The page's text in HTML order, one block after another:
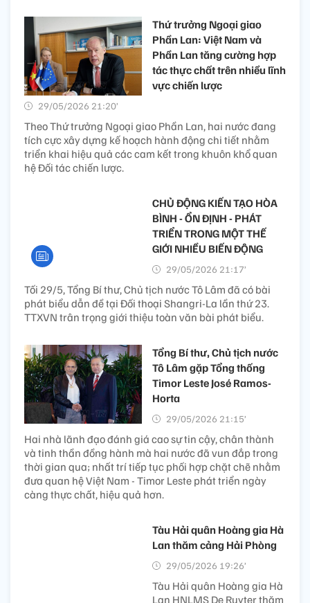
Thứ trưởng Ngoại giao
Phần Lan: Việt Nam và
Phần Lan tăng cường hợp
tác thực chất trên nhiều lĩnh
vực chiến lược
29/05/2026 21:20’
Theo Thứ trưởng Ngoại giao Phần Lan, hai nước đang
tích cực xây dựng kế hoạch hành động chi tiết nhằm
triển khai hiệu quả các cam kết trong khuôn khổ quan
hệ Đối tác chiến lược.
CHỦ ĐỘNG KIẾN TẠO HÒA
BÌNH - ỔN ĐỊNH - PHÁT
TRIỂN TRONG MỘT THẾ
GIỚI NHIỀU BIẾN ĐỘNG
29/05/2026 21:17’
Tối 29/5, Tổng Bí thư, Chủ tịch nước Tô Lâm đã có bài
phát biểu dẫn đề tại Đối thoại Shangri-La lần thứ 23.
TTXVN trân trọng giới thiệu toàn văn bài phát biểu.
Tổng Bí thư, Chủ tịch nước
Tô Lâm gặp Tổng thống
Timor Leste José Ramos-
Horta
29/05/2026 21:15’
Hai nhà lãnh đạo đánh giá cao sự tin cậy, chân thành
và tinh thần đồng hành mà hai nước đã vun đắp trong
thời gian qua; nhất trí tiếp tục phối hợp chặt chẽ nhằm
đưa quan hệ Việt Nam - Timor Leste phát triển ngày
càng thực chất, hiệu quả hơn.
Tàu Hải quân Hoàng gia Hà
Lan thăm cảng Hải Phòng
29/05/2026 19:26’
Tàu Hải quân Hoàng gia Hà
Lan HNLMS De Ruyter thăm